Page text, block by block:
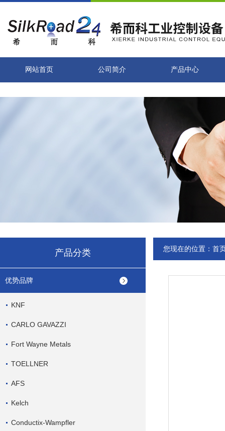
网站首页 公司简介 产品中心
产品分类
优势品牌
KNF
CARLO GAVAZZI
Fort Wayne Metals
TOELLNER
AFS
Kelch
Conductix-Wampfler
您现在的位置： 首